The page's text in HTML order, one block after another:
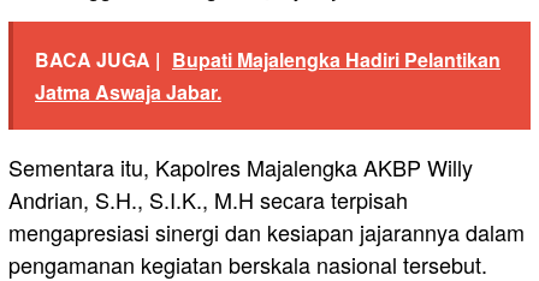
BACA JUGA | Bupati Majalengka Hadiri Pelantikan
Jatma Aswaja Jabar.
Sementara itu, Kapolres Majalengka AKBP Willy
Andrian, S.H., S.I.K., M.H secara terpisah
mengapresiasi sinergi dan kesiapan jajarannya dalam
pengamanan kegiatan berskala nasional tersebut.